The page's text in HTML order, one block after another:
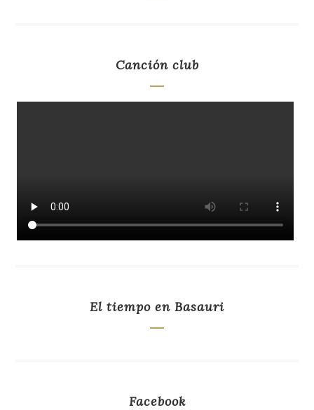
Canción club
El tiempo en Basauri
Facebook